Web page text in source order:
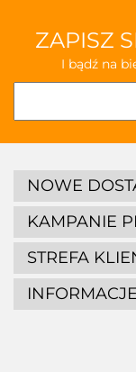
ZAPISZ
I bądź na
NOWE
KAMPANIE
STREFA
INFORMACJE